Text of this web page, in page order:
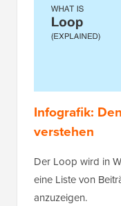
Infografik:
verstehen
Der Loop wird in
eine Liste von
anzuzeigen.